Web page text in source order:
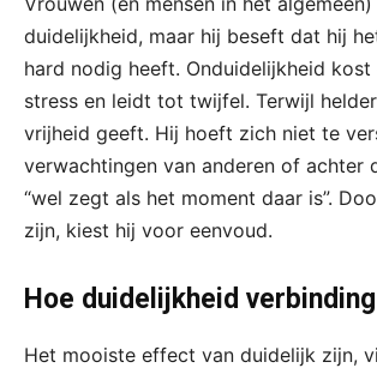
duidelijkheid, maar hij beseft dat hij
hard nodig heeft. Onduidelijkheid kost
stress en leidt tot twijfel. Terwijl
vrijheid geeft. Hij hoeft zich niet te
verwachtingen van anderen of achter
“wel zegt als het moment daar is”.
zijn, kiest hij voor eenvoud.
Hoe duidelijkheid
Het mooiste effect van duidelijk zijn,